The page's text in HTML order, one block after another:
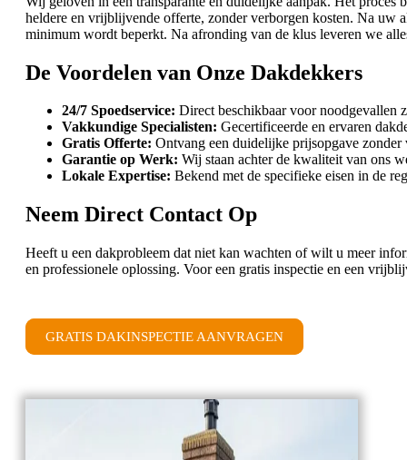
heldere en vrijblijvende offerte, zonder verborgen kosten. Na uw
minimum wordt beperkt. Na afronding van de klus leveren we
De Voordelen van Onze Dakdekkers
24/7 Spoedservice: Direct beschikbaar voor noodgevallen
Vakkundige Specialisten: Gecertificeerde en ervaren
Gratis Offerte: Ontvang een duidelijke prijsopgave zonder
Garantie op Werk: Wij staan achter de kwaliteit van ons
Lokale Expertise: Bekend met de specifieke eisen in de
Neem Direct Contact Op
Heeft u een dakprobleem dat niet kan wachten of wilt u meer
en professionele oplossing. Voor een gratis inspectie en een
GRATIS DAKINSPECTIE AANVRAGEN